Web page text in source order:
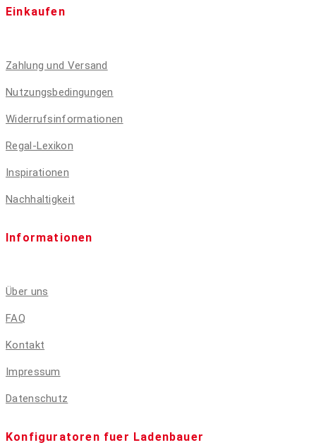
Einkaufen
Zahlung und Versand
Nutzungsbedingungen
Widerrufsinformationen
Regal-Lexikon
Inspirationen
Nachhaltigkeit
Informationen
Über uns
FAQ
Kontakt
Impressum
Datenschutz
Konfiguratoren fuer Ladenbauer